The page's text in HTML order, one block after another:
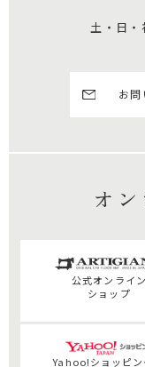
土・日・
お問
オ
公式オンライン
ショップ
Yahoo!ショッピ